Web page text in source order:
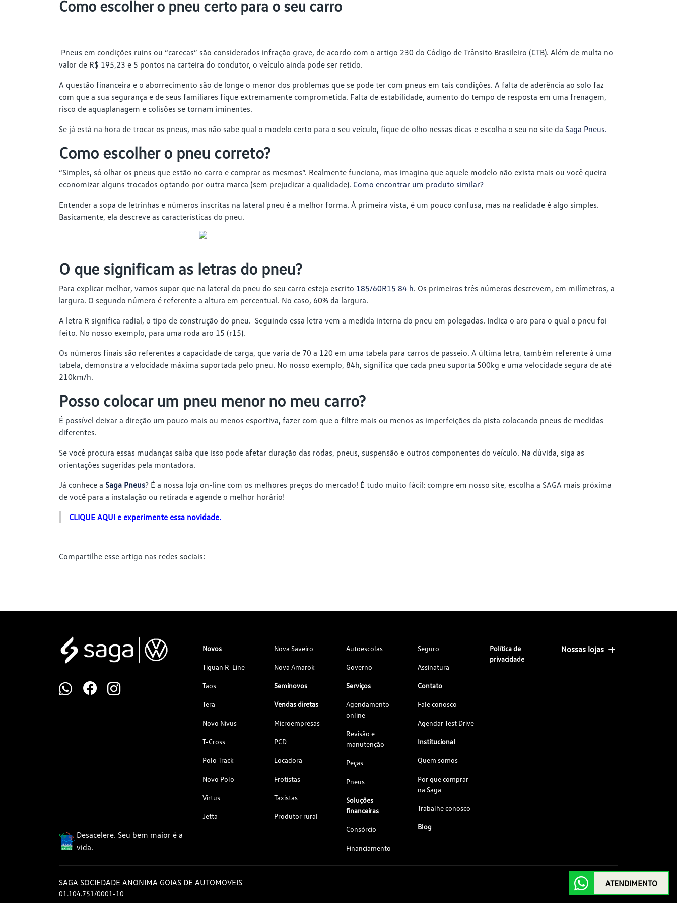
Como escolher o pneu certo para o seu carro
Pneus em condições ruins ou “carecas” são considerados infração grave, de acordo com o artigo 230 do Código de Trânsito Brasileiro (CTB). Além de multa no
valor de R$ 195,23 e 5 pontos na carteira do condutor, o veículo ainda pode ser retido.
A questão financeira e o aborrecimento são de longe o menor dos problemas que se pode ter com pneus em tais condições. A falta de aderência ao solo faz
com que a sua segurança e de seus familiares fique extremamente comprometida. Falta de estabilidade, aumento do tempo de resposta em uma frenagem,
risco de aquaplanagem e colisões se tornam iminentes.
Se já está na hora de trocar os pneus, mas não sabe qual o modelo certo para o seu veículo, fique de olho nessas dicas e escolha o seu no site da Saga Pneus.
Como escolher o pneu correto?
“Simples, só olhar os pneus que estão no carro e comprar os mesmos”. Realmente funciona, mas imagina que aquele modelo não exista mais ou você queira
economizar alguns trocados optando por outra marca (sem prejudicar a qualidade). Como encontrar um produto similar?
Entender a sopa de letrinhas e números inscritas na lateral pneu é a melhor forma. À primeira vista, é um pouco confusa, mas na realidade é algo simples.
Basicamente, ela descreve as características do pneu.
O que significam as letras do pneu?
Para explicar melhor, vamos supor que na lateral do pneu do seu carro esteja escrito 185/60R15 84 h. Os primeiros três números descrevem, em milímetros, a
largura. O segundo número é referente a altura em percentual. No caso, 60% da largura.
A letra R significa radial, o tipo de construção do pneu. Seguindo essa letra vem a medida interna do pneu em polegadas. Indica o aro para o qual o pneu foi
feito. No nosso exemplo, para uma roda aro 15 (r15).
Os números finais são referentes a capacidade de carga, que varia de 70 a 120 em uma tabela para carros de passeio. A última letra, também referente à uma
tabela, demonstra a velocidade máxima suportada pelo pneu. No nosso exemplo, 84h, significa que cada pneu suporta 500kg e uma velocidade segura de até
210km/h.
Posso colocar um pneu menor no meu carro?
É possível deixar a direção um pouco mais ou menos esportiva, fazer com que o filtre mais ou menos as imperfeições da pista colocando pneus de medidas
diferentes.
Se você procura essas mudanças saiba que isso pode afetar duração das rodas, pneus, suspensão e outros componentes do veículo. Na dúvida, siga as
orientações sugeridas pela montadora.
Já conhece a Saga Pneus? É a nossa loja on-line com os melhores preços do mercado! É tudo muito fácil: compre em nosso site, escolha a SAGA mais próxima
de você para a instalação ou retirada e agende o melhor horário!
CLIQUE AQUI e experimente essa novidade.
Compartilhe esse artigo nas redes sociais:
Desacelere. Seu bem maior é a
vida.
Novos
Tiguan R-Line
Taos
Tera
Novo Nivus
T-Cross
Polo Track
Novo Polo
Virtus
Jetta
Nova Saveiro
Nova Amarok
Seminovos
Vendas diretas
Microempresas
PCD
Locadora
Frotistas
Taxistas
Produtor rural
Autoescolas
Governo
Serviços
Agendamento
online
Revisão e
manutenção
Peças
Pneus
Soluções
financeiras
Consórcio
Financiamento
Seguro
Assinatura
Contato
Fale conosco
Agendar Test Drive
Institucional
Quem somos
Por que comprar
na Saga
Trabalhe conosco
Blog
Política de
privacidade
Nossas lojas
SAGA SOCIEDADE ANONIMA GOIAS DE AUTOMOVEIS
01.104.751/0001-10
ATENDIMENTO